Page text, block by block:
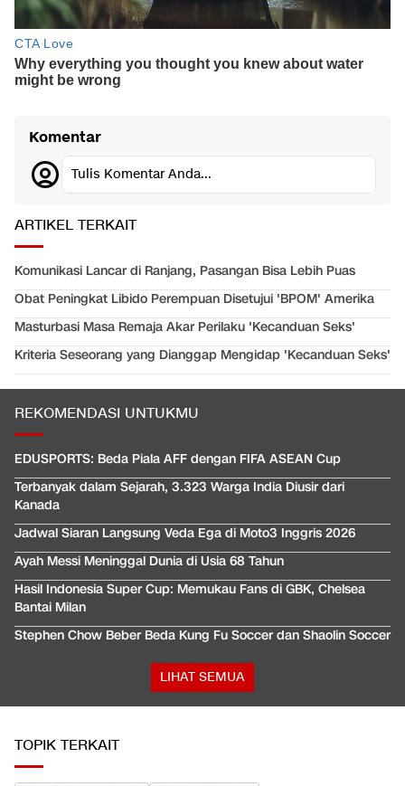
Komentar
Tulis Komentar Anda...
ARTIKEL TERKAIT
Komunikasi Lancar di Ranjang, Pasangan Bisa Lebih Puas
Obat Peningkat Libido Perempuan Disetujui 'BPOM' Amerika
Masturbasi Masa Remaja Akar Perilaku 'Kecanduan Seks'
Kriteria Seseorang yang Dianggap Mengidap 'Kecanduan Seks'
REKOMENDASI UNTUKMU
EDUSPORTS: Beda Piala AFF dengan FIFA ASEAN Cup
Terbanyak dalam Sejarah, 3.323 Warga India Diusir dari
Kanada
Jadwal Siaran Langsung Veda Ega di Moto3 Inggris 2026
Ayah Messi Meninggal Dunia di Usia 68 Tahun
Hasil Indonesia Super Cup: Memukau Fans di GBK, Chelsea
Bantai Milan
Stephen Chow Beber Beda Kung Fu Soccer dan Shaolin Soccer
LIHAT SEMUA
TOPIK TERKAIT